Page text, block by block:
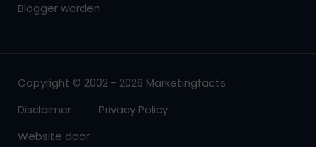
Blogger worden
Copyright © 2002 - 2026 Marketingfacts
Disclaimer
Privacy Policy
Website door